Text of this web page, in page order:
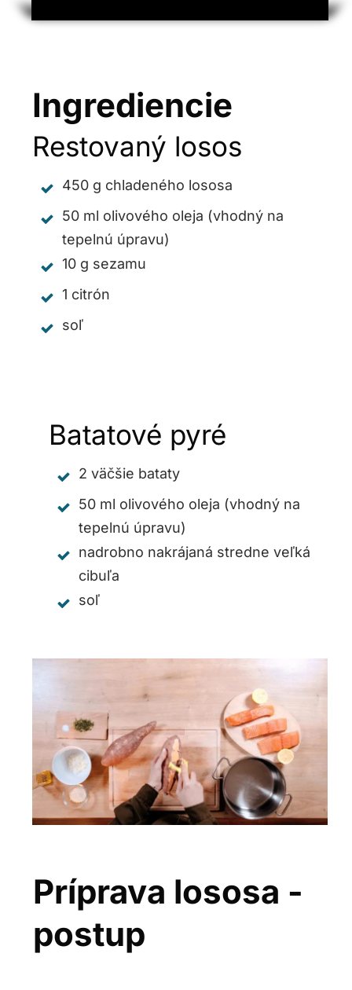
Ingrediencie
Restovaný losos
450 g chladeného lososa
50 ml olivového oleja (vhodný na
tepelnú úpravu)
10 g sezamu
1 citrón
soľ
Batatové pyré
2 väčšie bataty
50 ml olivového oleja (vhodný na
tepelnú úpravu)
nadrobno nakrájaná stredne veľká
cibuľa
soľ
Príprava lososa -
postup